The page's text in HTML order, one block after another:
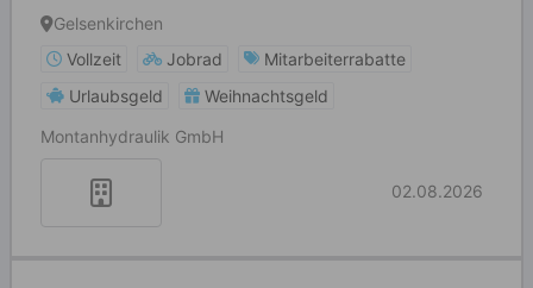
Gelsenkirchen
Vollzeit
Jobrad
Mitarbeiterrabatte
Urlaubsgeld
Weihnachtsgeld
Montanhydraulik GmbH
02.08.2026